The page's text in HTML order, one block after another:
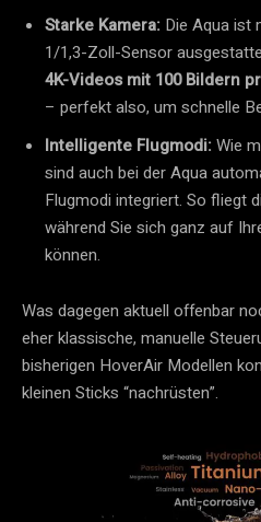
Starke Kamera: Die Aqua ist
1/1,3-Zoll-Sensor
4K-Videos mit 100 Bildern
– perfekt also, um schnelle
Intelligente Flugmodi:Wie
sind auch bei der Aqua
Flugmodi integriert. So fliegt
während Sie sich ganz auf
können.
Was dagegen aktuell offenbar
eher klassische, manuelle
bisherigen HoverAir Modellen
kleinen Sticks “nachrüsten”.